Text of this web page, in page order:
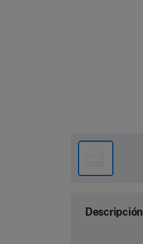
Descripción